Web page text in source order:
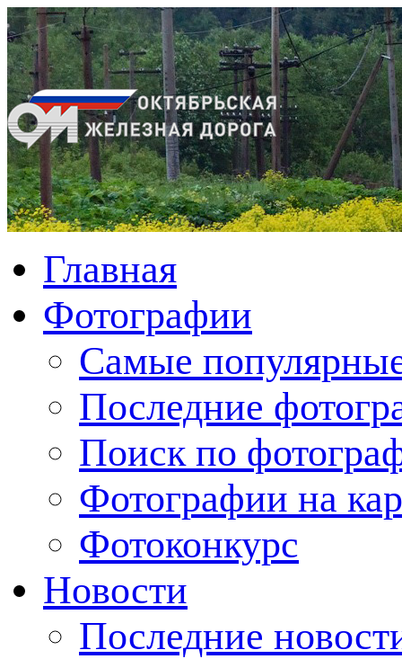
Главная
Фотографии
Cамые
Последние
Поиск по
Фотографии на
Фотоконкурс
Новости
Последние